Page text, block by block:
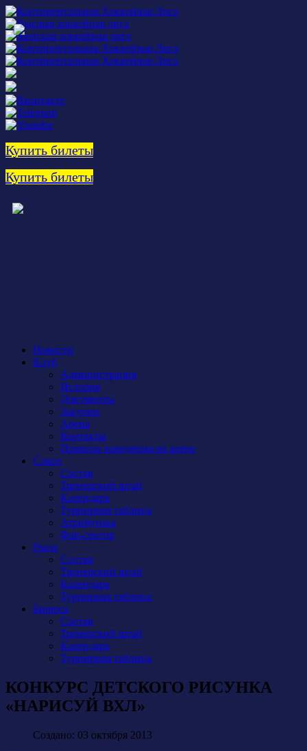
Купить билеты
Купить билеты
Новости
Клуб
Администрация
История
Документы
Закупки
Арена
Контакты
Правила поведения на арене
Сокол
Состав
Тренерский штаб
Календарь
Турнирная таблица
Атрибутика
Фан-сектор
Рыси
Состав
Тренерский штаб
Календарь
Турнирная таблица
Бирюса
Состав
Тренерский штаб
Календарь
Турнирная таблица
КОНКУРС ДЕТСКОГО РИСУНКА
«НАРИСУЙ ВХЛ»
Создано: 03 октября 2013